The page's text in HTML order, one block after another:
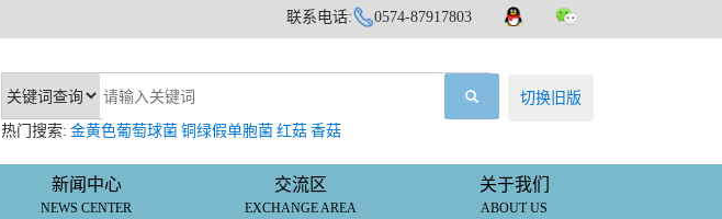
联系电话: 0574-87917803
热门搜索: 金黄色葡萄球菌 铜绿假单胞菌 红菇 香菇
切换旧版
新闻中心
NEWS CENTER
交流区
EXCHANGE AREA
关于我们
ABOUT US